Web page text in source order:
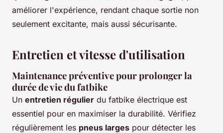
améliorer l'expérience, rendant chaque sortie non
seulement excitante, mais aussi sécurisante.
Entretien et vitesse d'utilisation
Maintenance préventive pour prolonger la
durée de vie du fatbike
Un entretien régulier du fatbike électrique est
essentiel pour en maximiser la durabilité. Vérifiez
régulièrement les pneus larges pour détecter les